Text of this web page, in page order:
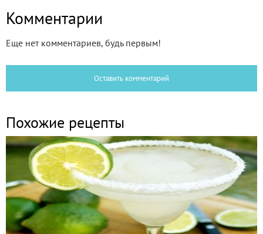
Комментарии
Еще нет комментариев, будь первым!
Оставить комментарий
Похожие рецепты